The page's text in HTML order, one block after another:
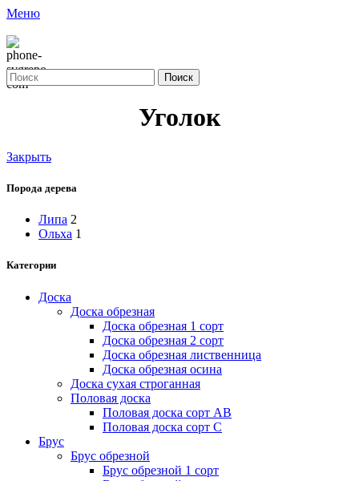
Меню
Поиск
Уголок
Закрыть
Порода дерева
Липа 2
Ольха 1
Категории
Доска
Доска обрезная
Доска обрезная 1 сорт
Доска обрезная 2 сорт
Доска обрезная лиственница
Доска обрезная осина
Доска сухая строганная
Половая доска
Половая доска сорт АВ
Половая доска сорт С
Брус
Брус обрезной
Брус обрезной 1 сорт